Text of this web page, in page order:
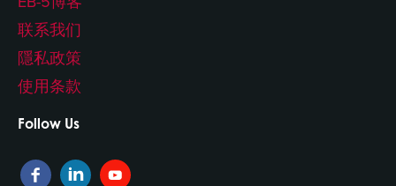
联系我们
隱私政策
使用条款
Follow Us